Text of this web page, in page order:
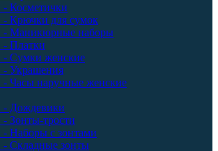
- Косметички
- Крючки для сумок
- Маникюрные наборы
- Платки
- Сумки женские
- Украшения
- Часы наручные женские
- Дождевики
- Зонты-трости
- Наборы с зонтами
- Складные зонты